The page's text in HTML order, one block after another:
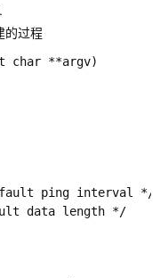
被调度的任务的ID。
的过程
char **argv)
ping interval */
data length */